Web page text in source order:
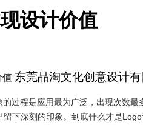
设计价值
值 东莞品淘文化创意设计有
过程是应用最为广泛，出现次数
下深刻的印象 。 到底什么才是